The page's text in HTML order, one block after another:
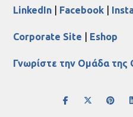
LinkedIn Facebook
Corporate Site Eshop
Γνωρίστε την Ομάδα της